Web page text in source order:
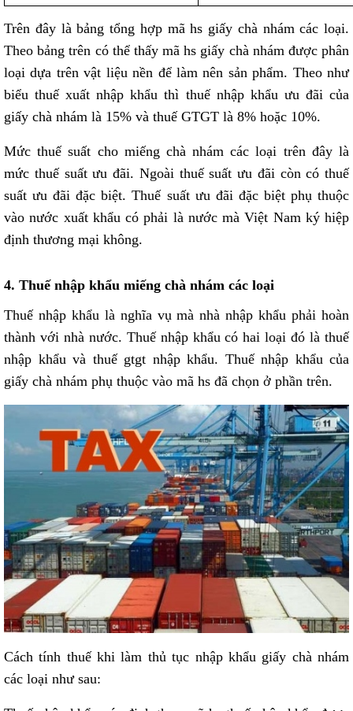
Trên đây là bảng tổng hợp mã hs giấy chà nhám các loại.
Theo bảng trên có thể thấy mã hs giấy chà nhám được phân
loại dựa trên vật liệu nền để làm nên sản phẩm. Theo như
biểu thuế xuất nhập khẩu thì thuế nhập khẩu ưu đãi của
giấy chà nhám là 15% và thuế GTGT là 8% hoặc 10%.
Mức thuế suất cho miếng chà nhám các loại trên đây là
mức thuế suất ưu đãi. Ngoài thuế suất ưu đãi còn có thuế
suất ưu đãi đặc biệt. Thuế suất ưu đãi đặc biệt phụ thuộc
vào nước xuất khẩu có phải là nước mà Việt Nam ký hiệp
định thương mại không.
4. Thuế nhập khẩu miếng chà nhám các loại
Thuế nhập khẩu là nghĩa vụ mà nhà nhập khẩu phải hoàn
thành với nhà nước. Thuế nhập khẩu có hai loại đó là thuế
nhập khẩu và thuế gtgt nhập khẩu. Thuế nhập khẩu của
giấy chà nhám phụ thuộc vào mã hs đã chọn ở phần trên.
Cách tính thuế khi làm thủ tục nhập khẩu giấy chà nhám
các loại như sau: